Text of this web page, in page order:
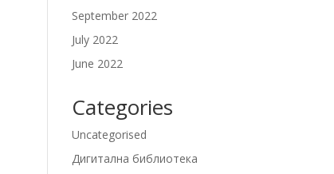
September 2022
July 2022
June 2022
Categories
Uncategorised
Дигитална библиотека